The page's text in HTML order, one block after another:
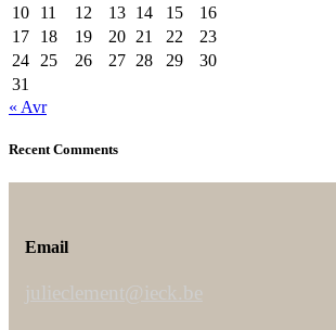
10
11 12 13 14 15
16
17
18 19 20 21 22
23
24
25 26 27 28 29
30
31
« Avr
Recent Comments
Email
julieclement@ieck.be